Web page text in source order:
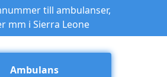
till ambulanser,
mm i Sierra Leone
Ambulans